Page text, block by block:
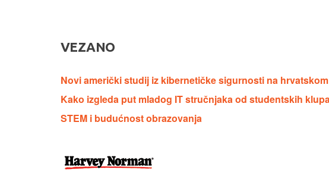
VEZANO
Novi američki studij iz kibernetičke sigurnosti na
Kako izgleda put mladog IT stručnjaka od studentskih
STEM i budućnost obrazovanja